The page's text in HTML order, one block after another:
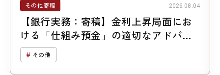
その他寄稿 2026.08.04
【銀行実務：寄稿】金利上昇局面にお
ける「仕組み預金」の適切なアドバイ
ス その他